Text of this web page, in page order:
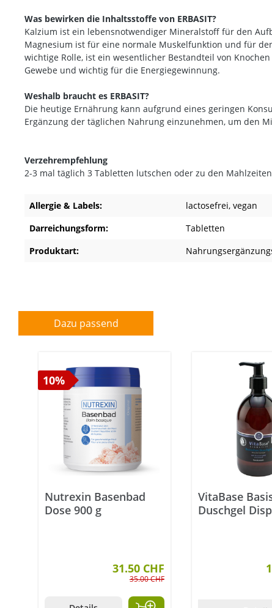
Was bewirken die Inhaltsstoffe von ERBASIT?
Kalzium ist ein lebensnotwendiger Mineralstoff für den
Magnesium ist für eine normale Muskelfunktion und für
wichtige Rolle, ist ein wesentlicher Bestandteil von
Gewebe und wichtig für die Energiegewinnung.
Weshalb braucht es ERBASIT?
Die heutige Ernährung kann aufgrund eines geringen
Ergänzung der täglichen Nahrung einzunehmen, um den
Verzehrempfehlung
2-3 mal täglich 3 Tabletten lutschen oder zu den
Allergie & Labels: lactosefrei, vegan
Darreichungsform:
Tabletten
Produktart:
Dazu passend
10%
Nutrexin Basenbad
Dose 900 g
31.50 CHF
35.00 CHF
VitaBase
Duschgel